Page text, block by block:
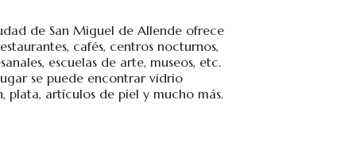
de San Miguel de Allende ofrece
cafés, centros nocturnos,
escuelas de arte, museos, etc.
se puede encontrar vidrio
plata, artículos de piel y mucho más.